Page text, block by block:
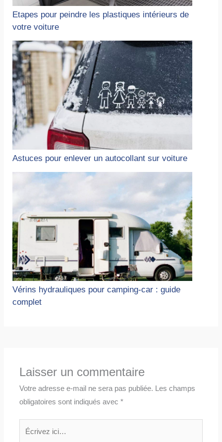
Etapes pour peindre les plastiques intérieurs de
votre voiture
Astuces pour enlever un autocollant sur voiture
Vérins hydrauliques pour camping-car : guide
complet
Laisser un commentaire
Votre adresse e-mail ne sera pas publiée. Les champs
obligatoires sont indiqués avec*
Écrivez